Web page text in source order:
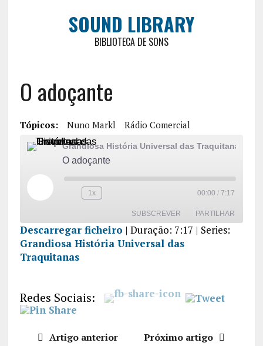
SOUND LIBRARY
BIBLIOTECA DE SONS
O adoçante
Tópicos: Nuno Markl Rádio Comercial
Grandiosa História Universal das Traquitanas
O adoçante
1x 00:00 / 7:17
SUBSCREVER PARTILHAR
FEED RSS
PARTILHA
INCORPO
RAR
Descarregar ficheiro | Duração: 7:17 | Series:
Grandiosa História Universal das
Traquitanas
Redes Sociais:
Artigo anterior Próximo artigo